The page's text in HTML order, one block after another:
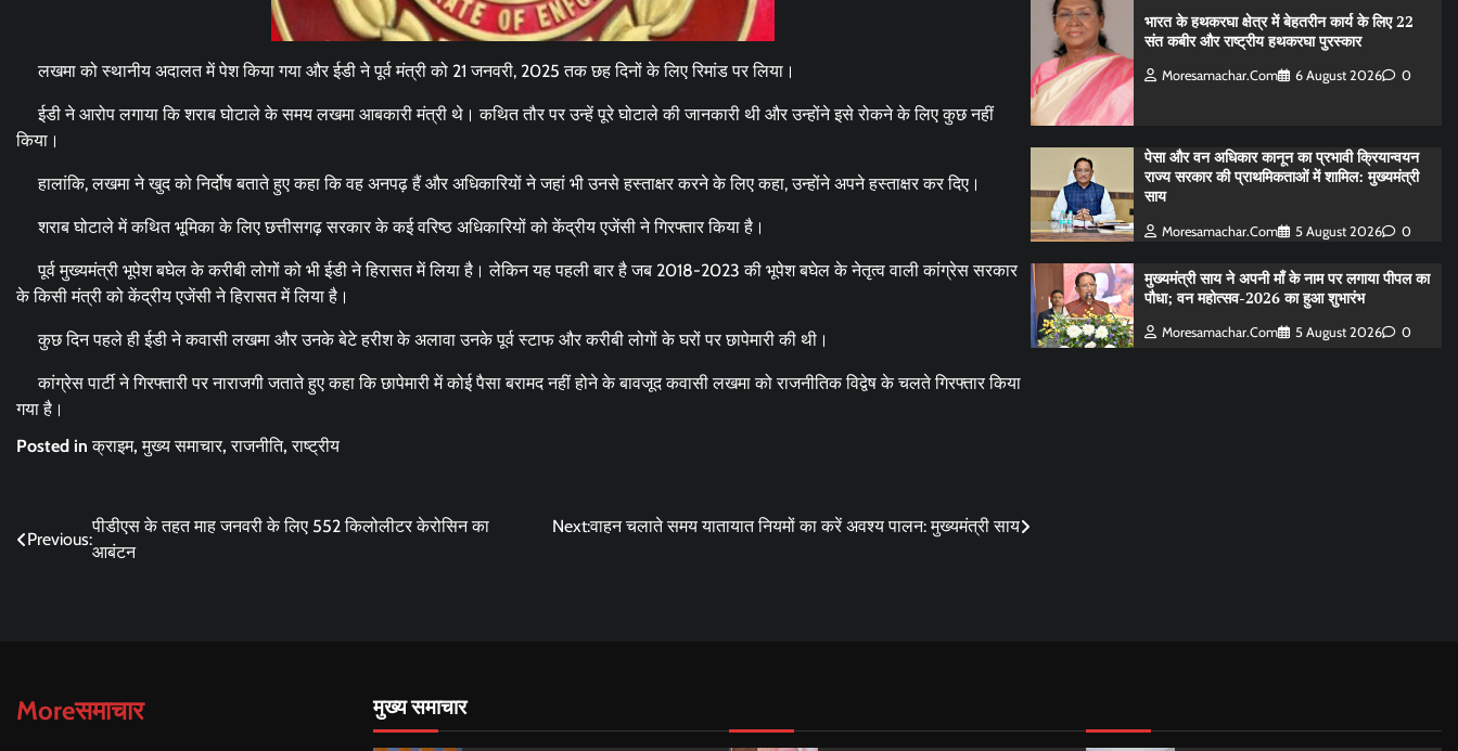
लखमा को स्थानीय अदालत में पेश किया गया और ईडी ने पूर्व मंत्री को 21 जनवरी, 2025 तक छह दिनों के लिए रिमांड पर लिया।
ईडी ने आरोप लगाया कि शराब घोटाले के समय लखमा आबकारी मंत्री थे। कथित तौर पर उन्हें पूरे घोटाले की जानकारी थी और उन्होंने इसे रोकने के लिए कुछ नहीं
किया।
हालांकि, लखमा ने खुद को निर्दोष बताते हुए कहा कि वह अनपढ़ हैं और अधिकारियों ने जहां भी उनसे हस्ताक्षर करने के लिए कहा, उन्होंने अपने हस्ताक्षर कर दिए।
शराब घोटाले में कथित भूमिका के लिए छत्तीसगढ़ सरकार के कई वरिष्ठ अधिकारियों को केंद्रीय एजेंसी ने गिरफ्तार किया है।
पूर्व मुख्यमंत्री भूपेश बघेल के करीबी लोगों को भी ईडी ने हिरासत में लिया है। लेकिन यह पहली बार है जब 2018-2023 की भूपेश बघेल के नेतृत्व वाली कांग्रेस सरकार
के किसी मंत्री को केंद्रीय एजेंसी ने हिरासत में लिया है।
कुछ दिन पहले ही ईडी ने कवासी लखमा और उनके बेटे हरीश के अलावा उनके पूर्व स्टाफ और करीबी लोगों के घरों पर छापेमारी की थी।
कांग्रेस पार्टी ने गिरफ्तारी पर नाराजगी जताते हुए कहा कि छापेमारी में कोई पैसा बरामद नहीं होने के बावजूद कवासी लखमा को राजनीतिक विद्वेष के चलते गिरफ्तार किया
गया है।
Posted inक्राइम,मुख्य समाचार,राजनीति,राष्ट्रीय
Post
Previous:
पीडीएस के तहत माह जनवरी के लिए 552 किलोलीटर केरोसिन का
आबंटन
Next:वाहन चलाते समय यातायात नियमों का करें अवश्य पालन: मुख्यमंत्री साय
भारत के हथकरघा क्षेत्र में बेहतरीन कार्य के लिए 22
संत कबीर और राष्ट्रीय हथकरघा पुरस्कार
Moresamachar.com 6 August 2026 0
पेसा और वन अधिकार कानून का प्रभावी क्रियान्वयन
राज्य सरकार की प्राथमिकताओं में शामिल: मुख्यमंत्री
साय
Moresamachar.com 5 August 2026 0
मुख्यमंत्री साय ने अपनी माँ के नाम पर लगाया पीपल का
पौधा; वन महोत्सव-2026 का हुआ शुभारंभ
Moresamachar.com 5 August 2026 0
Moreसमाचार मुख्य समाचार